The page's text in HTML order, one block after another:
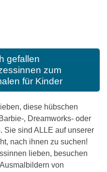
gefallen
zum
für Kinder
diese hübschen
, Dreamworks- oder
Sie sind ALLE auf unserer
nach ihnen zu suchen!
lieben, besuchen
von